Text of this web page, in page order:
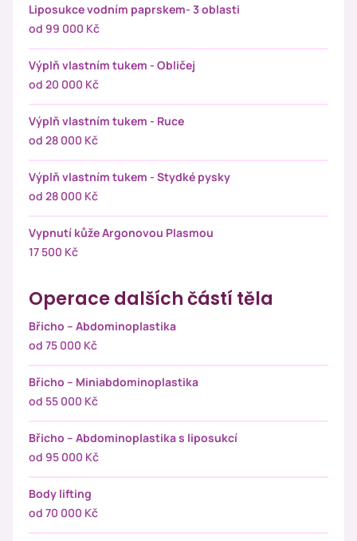
Liposukce vodním paprskem- 3 oblasti
od 99 000 Kč
Výplň vlastním tukem - Obličej
od 20 000 Kč
Výplň vlastním tukem - Ruce
od 28 000 Kč
Výplň vlastním tukem - Stydké pysky
od 28 000 Kč
Vypnutí kůže Argonovou Plasmou
17 500 Kč
Operace dalších částí těla
Břicho – Abdominoplastika
od 75 000 Kč
Břicho – Miniabdominoplastika
od 55 000 Kč
Břicho – Abdominoplastika s liposukcí
od 95 000 Kč
Body lifting
od 70 000 Kč